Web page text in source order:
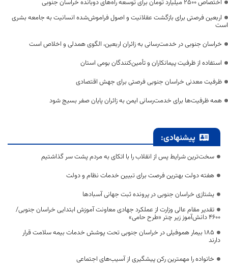
اختصاص 2500 میلیارد تومان برای توسعه راه‌های دوبانده خراسان جنوبی
اربعین فرصتی برای بازگشت عقلانیت و اصول فراموش‌شده انسانیت به جامعه بشری
است
خراسان جنوبی در خدمت‌رسانی به زائران اربعین، الگوی همدلی و اخلاص است
استفاده از ظرفیت پیمانکاران و تأمین‌کنندگان بومی استان
ظرفیت معدنی خراسان جنوبی فرصتی برای جهش اقتصادی
همه ظرفیت‌ها برای خدمت‌رسانی ایمن به زائران پایان صفر بسیج شود
پیشنهادی:
سخت‌ترین شرایط پس از انقلاب را با اتکای به مردم پشت سر گذاشتیم
هفته دولت بهترین فرصت برای تبیین خدمات نظام و دولت
یشتازی خراسان جنوبی در پرونده ثبت جهانی آسبادها
تقدیر مقام عالی وزارت از عملکرد جهادی معاونت آموزش ابتدایی خراسان جنوبی/
۴۶۰۰ دانش‌آموز زیر چتر «طرح حامی»
۱۸۵ بیمار هموفیلی در خراسان جنوبی تحت پوشش خدمات بیمه سلامت قرار
دارند
خانواده را مهمترین رکن پیشگیری از آسیب‌های اجتماعی